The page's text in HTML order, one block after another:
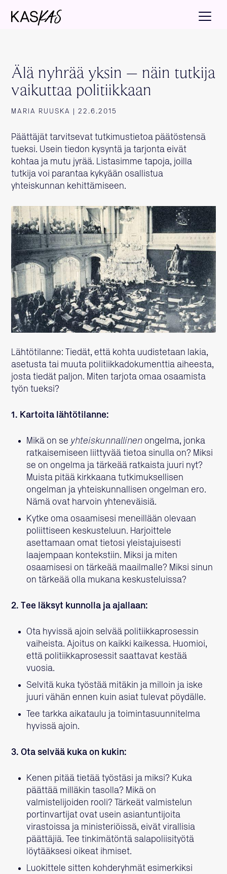
Älä nyhrää yksin – näin tutkija
vaikuttaa politiikkaan
MARIA RUUSKA | 22.6.2015
Päättäjät tarvitsevat tutkimustietoa päätöstensä
tueksi. Usein tiedon kysyntä ja tarjonta eivät
kohtaa ja mutu jyrää. Listasimme tapoja, joilla
tutkija voi parantaa kykyään osallistua
yhteiskunnan kehittämiseen.
Lähtötilanne: Tiedät, että kohta uudistetaan lakia,
asetusta tai muuta politiikkadokumenttia aiheesta,
josta tiedät paljon. Miten tarjota omaa osaamista
työn tueksi?
1. Kartoita lähtötilanne:
Mikä on se yhteiskunnallinenongelma, jonka
ratkaisemiseen liittyvää tietoa sinulla on? Miksi
se on ongelma ja tärkeää ratkaista juuri nyt?
Muista pitää kirkkaana tutkimuksellisen
ongelman ja yhteiskunnallisen ongelman ero.
Nämä ovat harvoin yhteneväisiä.
Kytke oma osaamisesi meneillään olevaan
poliittiseen keskusteluun. Harjoittele
asettamaan omat tietosi yleistajuisesti
laajempaan kontekstiin. Miksi ja miten
osaamisesi on tärkeää maailmalle? Miksi sinun
on tärkeää olla mukana keskusteluissa?
2. Tee läksyt kunnolla ja ajallaan:
Ota hyvissä ajoin selvää politiikkaprosessin
vaiheista. Ajoitus on kaikki kaikessa. Huomioi,
että politiikkaprosessit saattavat kestää
vuosia.
Selvitä kuka työstää mitäkin ja milloin ja iske
juuri vähän ennen kuin asiat tulevat pöydälle.
Tee tarkka aikataulu ja toimintasuunnitelma
hyvissä ajoin.
3. Ota selvää kuka on kukin:
Kenen pitää tietää työstäsi ja miksi? Kuka
päättää milläkin tasolla? Mikä on
valmistelijoiden rooli? Tärkeät valmistelun
portinvartijat ovat usein asiantuntijoita
virastoissa ja ministeriöissä, eivät virallisia
päättäjiä. Tee tinkimätöntä salapoliisityötä
löytääksesi oikeat ihmiset.
Luokittele sitten kohderyhmät esimerkiksi